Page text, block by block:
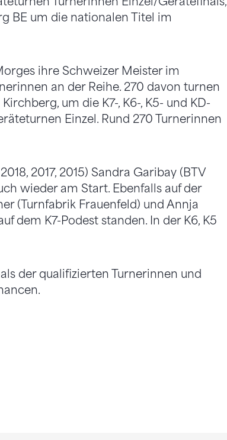
BE um die nationalen Titel im
ihre Schweizer Meister im
an der Reihe. 270 davon turnen
um die K7-, K6-, K5- und KD-
Einzel. Rund 270 Turnerinnen
2017, 2015) Sandra Garibay (BTV
wieder am Start. Ebenfalls auf der
(Turnfabrik Frauenfeld) und Annja
dem K7-Podest standen. In der K6, K5
der qualifizierten Turnerinnen und